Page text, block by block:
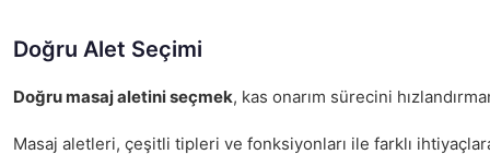
Doğru Alet Seçimi
Doğru masaj aletini seçmek, kas onarım sürecini
Masaj aletleri, çeşitli tipleri ve fonksiyonları ile farklı